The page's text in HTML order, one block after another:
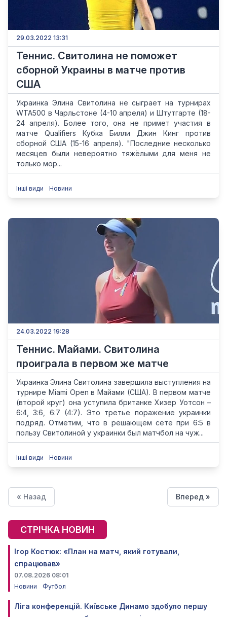
29.03.2022 13:31
Теннис. Свитолина не поможет
сборной Украины в матче против
США
Украинка Элина Свитолина не сыграет на турнирах
WTA500 в Чарльстоне (4-10 апреля) и Штутгарте (18-
24 апреля). Более того, она не примет участия в
матче Qualifiers Кубка Билли Джин Кинг против
сборной США (15-16 апреля). "Последние несколько
месяцев были невероятно тяжёлыми для меня не
только мор...
Інші види Новини
24.03.2022 19:28
Теннис. Майами. Свитолина
проиграла в первом же матче
Украинка Элина Свитолина завершила выступления на
турнире Miami Open в Майами (США). В первом матче
(второй круг) она уступила британке Хизер Уотсон –
6:4, 3:6, 6:7 (4:7). Это третье поражение украинки
подряд. Отметим, что в решающем сете при 6:5 в
пользу Свитолиной у украинки был матчбол на чуж...
Інші види Новини
« Назад Вперед »
СТРІЧКА НОВИН
Ігор Костюк: «План на матч, який готували,
спрацював»
07.08.2026 08:01
Новини
Футбол
Ліга конференцій. Київське Динамо здобуло першу